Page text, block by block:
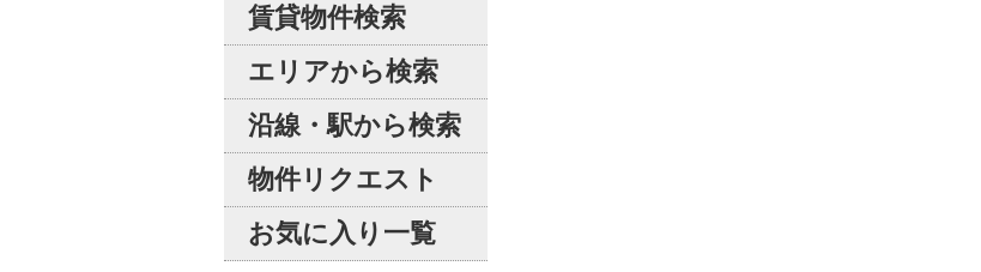
賃貸物件検索
エリアから検索
沿線・駅から検索
物件リクエスト
お気に入り一覧